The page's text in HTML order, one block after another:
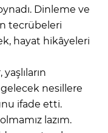
Dinleme ve
tecrübeleri
hayat hikâyeleri
nesillere
ifade etti.
lazım.